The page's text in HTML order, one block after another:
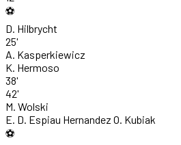
⚽
D. Hilbrycht
25'
A. Kasperkiewicz
K. Hermoso
38'
42'
M. Wolski
E. D. Espiau Hernandez O. Kubiak
⚽